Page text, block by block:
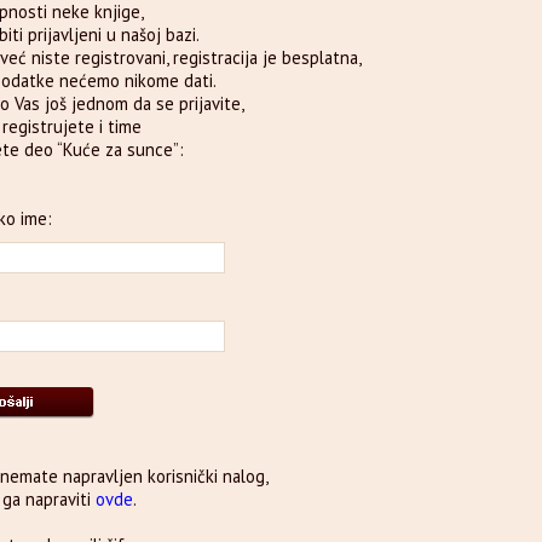
neke knjige,
prijavljeni u našoj bazi.
niste registrovani, registracija je besplatna,
nećemo nikome dati.
Vas još jednom da se prijavite,
i time
deo “Kuće za sunce”:
ime:
napravljen korisnički nalog,
napravitiovde.